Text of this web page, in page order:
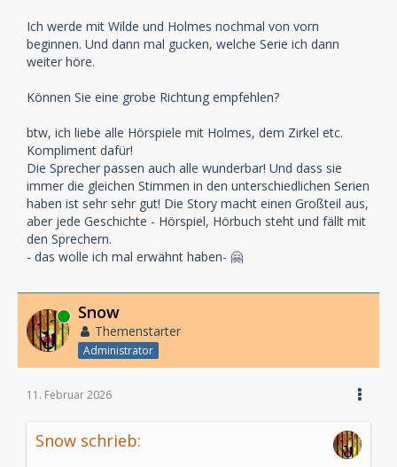
Ich werde mit Wilde und Holmes nochmal von vorn
beginnen. Und dann mal gucken, welche Serie ich dann
weiter höre.
Können Sie eine grobe Richtung empfehlen?
btw, ich liebe alle Hörspiele mit Holmes, dem Zirkel etc.
Kompliment dafür!
Die Sprecher passen auch alle wunderbar! Und dass sie
immer die gleichen Stimmen in den unterschiedlichen Serien
haben ist sehr sehr gut! Die Story macht einen Großteil aus,
aber jede Geschichte - Hörspiel, Hörbuch steht und fällt mit
den Sprechern.
- das wolle ich mal erwähnt haben- 🤗
Online Snow
Themenstarter
Administrator
11. Februar 2026
Snow schrieb: